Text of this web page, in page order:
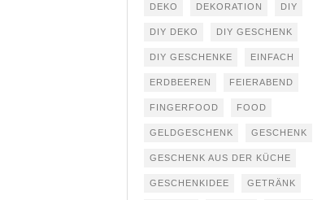
DEKO DEKORATION DIY
DIY DEKO DIY GESCHENK
DIY GESCHENKE EINFACH
ERDBEEREN FEIERABEND
FINGERFOOD FOOD
GELDGESCHENK GESCHENK
GESCHENK AUS DER KÜCHE
GESCHENKIDEE GETRÄNK